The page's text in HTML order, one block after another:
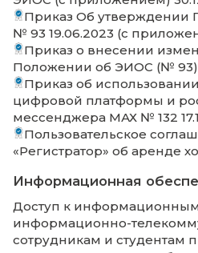
Лицензионный
передаче прав
лицензии на
Приказ об утв.
электронного
15 (с приложением)
Дополнительная
характеризующая
Электронная
среда обеспечивает: